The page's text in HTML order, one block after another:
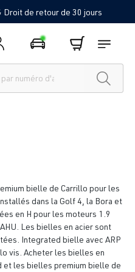
Droit de retour de 30 jours
bielle de Carrillo pour les
dans la Golf 4, la Bora et
en H pour les moteurs 1.9
Les bielles en acier sont
Integrated bielle avec ARP
vis. Acheter les bielles en
et les bielles premium bielle de